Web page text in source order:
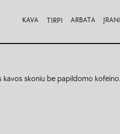
KAVA TIRPI ARBATA
skoniu be papildomo